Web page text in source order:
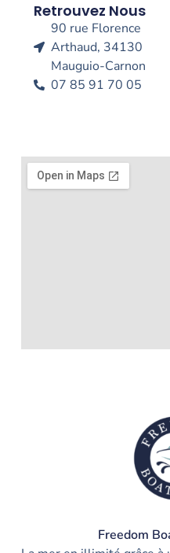
Freedom
Retrouvez Nous
90 rue Florence
Arthaud, 34130
Mauguio-Carnon
07 85 91 70 05